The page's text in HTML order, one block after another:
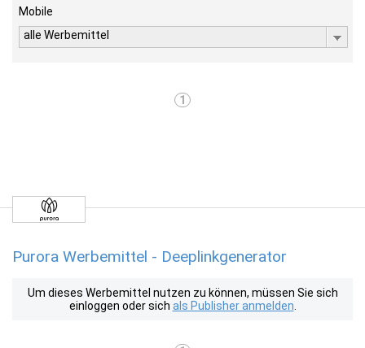
Mobile
alle Werbemittel
1
Purora Werbemittel - Deeplinkgenerator
Um dieses Werbemittel nutzen zu können, müssen Sie sich
einloggen oder sich als Publisher anmelden